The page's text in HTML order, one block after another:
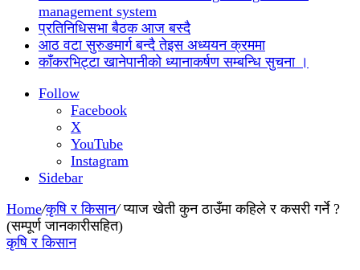
management system
प्रतिनिधिसभा बैठक आज बस्दै
आठ वटा सुरुङमार्ग बन्दै तेइस अध्ययन क्रममा
काँकरभिट्टा खानेपानीको ध्यानाकर्षण सम्बन्धि सुचना ।
Follow
Facebook
X
YouTube
Instagram
Sidebar
Home/कृषि र किसान/प्याज खेती कुन ठाउँमा कहिले र कसरी गर्ने ?
(सम्पूर्ण जानकारीसहित)
कृषि र किसान